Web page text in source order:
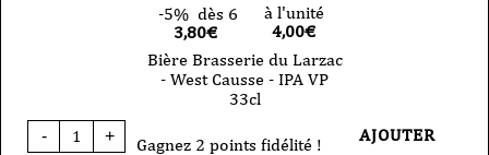
-5% dès 6
3,80€
à l'unité
4,00€
Bière Brasserie du Larzac
- West Causse - IPA VP
33cl
-
quantité
de
+ Gagnez 2 points fidélité ! AJOUTER